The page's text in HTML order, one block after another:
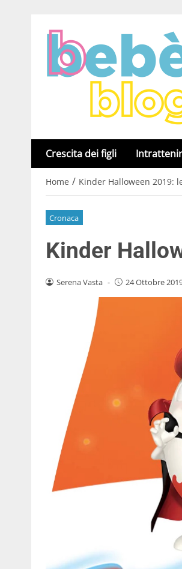
Crescita dei figli
Home / Kinder Halloween 2019:
Cronaca
Kinder
Serena Vasta - 24 Ottobre